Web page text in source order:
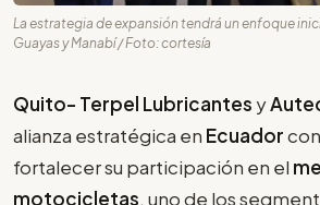
La estrategia de expansión tendrá un enfoque
Guayas y Manabí / Foto: cortesía
Quito- Terpel Lubricantes y
alianza estratégica en Ecuador
fortalecer su participación en el
motocicletas, uno de los